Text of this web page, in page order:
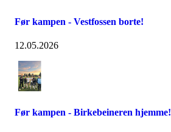
Før kampen - Vestfossen borte!
12.05.2026
Før kampen - Birkebeineren hjemme!